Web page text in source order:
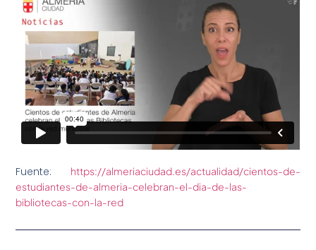
Fuente:
https://almeriaciudad.es/actualidad/cientos-de-
estudiantes-de-almeria-celebran-el-dia-de-las-
bibliotecas-con-la-red